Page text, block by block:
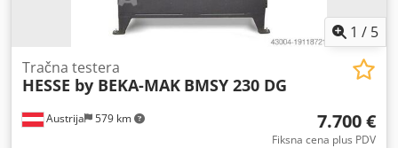
1 / 5
Austrija 579 km
Tračna testera
HESSE by BEKA-MAK BMSY 230 DG
7.700 €
Fiksna cena plus PDV